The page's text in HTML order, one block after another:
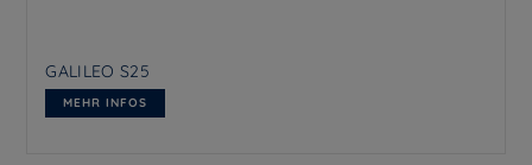
GALILEO S25
MEHR INFOS